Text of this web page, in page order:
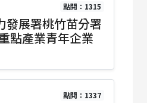
點閱：1315
發展署桃竹苗分署
點產業青年企業
點閱：1337